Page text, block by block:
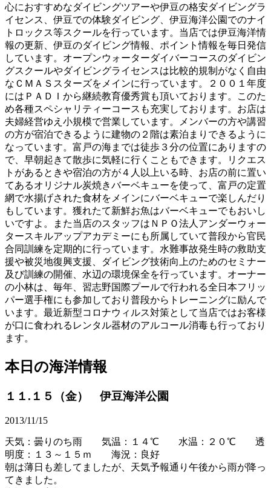
心におすすめなダイビングツアーや伊豆の格安ダイビングラ
イセンス、伊豆での体験ダイビング、伊豆海洋公園でのナイ
トロックス等スクールを行っています。当店では伊豆海洋情
報の更新、伊豆のダイビング情報、ポイント情報を毎日発信
しています。オープンウォーターダイバーコースのダイビン
グスクールやダイビングライセンスは比較的規制がなく自由
なＣＭＡＳスターズをメインに行っています。２００１年度
にはＰＡＤＩから継続教育優秀賞も頂いております。このた
め各種スペシャリティーコースも充実しております。お店は
夫婦経営ゆえ小規模で営業しています。メンバーの方や講習
の方が宿泊できるように建物の２階は素泊まりできるように
なっています。富戸の海までは徒歩３分の位置にありますの
で、早朝起きて散歩に気軽に行くこともできます。リクエス
トがあるときや宿泊の方が４人以上いる時、お店の前に置い
てあるオリジナル炭焼きバーベキューを使って、富戸の定置
網で水揚げされた食材をメインにバーベキューで楽しんだり
もしています。獲れたて新鮮お魚はバーベキューでもおいし
いですよ。また当店のスタッフはＮＰＯ法人アンダーウォー
タースキルアップアカデミーにも所属していて普段から官民
合同訓練を定期的に行っています。水難事故発生時の救助支
援や被災地復興支援、ダイビング技術向上のためのセミナー
及び訓練の開催、水辺の環境保全を行っています。オーナー
の小林は、毎年、習志野国際プールで行われる全日本フリッ
パー選手権にも参加しており普段からトレーニングに励んで
います。最近新型コロナウィルス対策として当店ではお客様
が口に食われるレンタル器材のアルコール消毒も行っており
ます。
本日の海洋情報
１１.１５（金） 伊豆海洋公園
2013/11/15
天気：曇りのち雨 気温：１４℃ 水温：２０℃ 透
明度：１３～１５ｍ 海況：良好
朝は薄日も差してましたが、天気予報通り午後から雨が降っ
てきました。